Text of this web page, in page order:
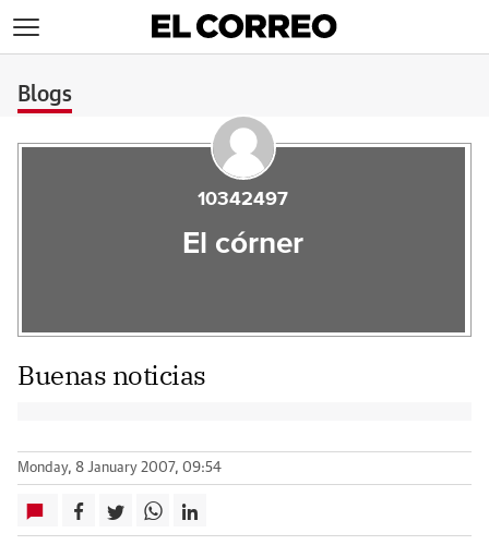
Blogs
10342497
El córner
Buenas noticias
Monday, 8 January 2007, 09:54